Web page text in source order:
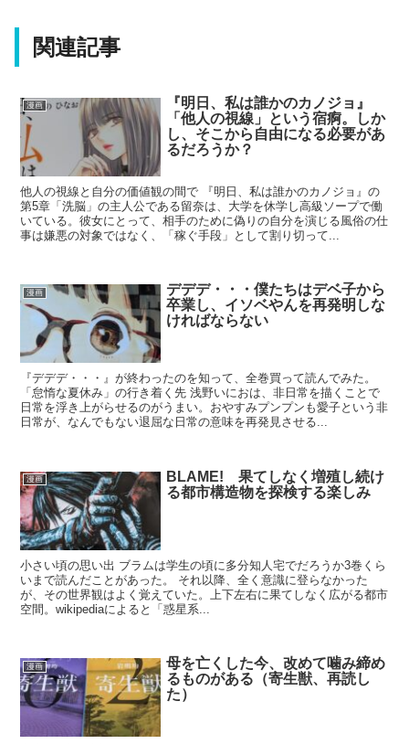
関連記事
漫画
『明日、私は誰かのカノジョ』
「他人の視線」という宿痾。しか
し、そこから自由になる必要があ
るだろうか？
他人の視線と自分の価値観の間で 『明日、私は誰かのカノジョ』の
第5章「洗脳」の主人公である留奈は、大学を休学し高級ソープで働
いている。彼女にとって、相手のために偽りの自分を演じる風俗の仕
事は嫌悪の対象ではなく、「稼ぐ手段」として割り切って...
漫画
デデデ・・・僕たちはデベ子から
卒業し、イソベやんを再発明しな
ければならない
『デデデ・・・』が終わったのを知って、全巻買って読んでみた。
「怠惰な夏休み」の行き着く先 浅野いにおは、非日常を描くことで
日常を浮き上がらせるのがうまい。おやすみプンプンも愛子という非
日常が、なんでもない退屈な日常の意味を再発見させる...
漫画
BLAME! 果てしなく増殖し続け
る都市構造物を探検する楽しみ
小さい頃の思い出 ブラムは学生の頃に多分知人宅でだろうか3巻くら
いまで読んだことがあった。 それ以降、全く意識に登らなかった
が、その世界観はよく覚えていた。上下左右に果てしなく広がる都市
空間。wikipediaによると「惑星系...
漫画
母を亡くした今、改めて噛み締め
るものがある（寄生獣、再読し
た）